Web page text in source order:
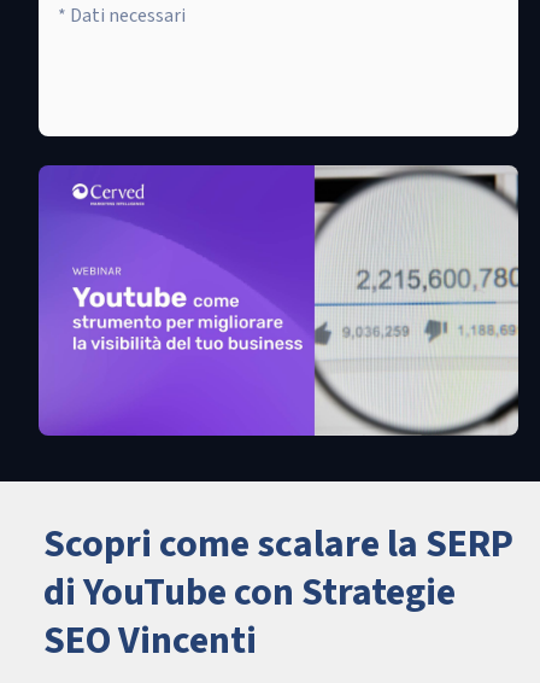
* Dati necessari
Scopri come scalare la SERP
di YouTube con Strategie
SEO Vincenti